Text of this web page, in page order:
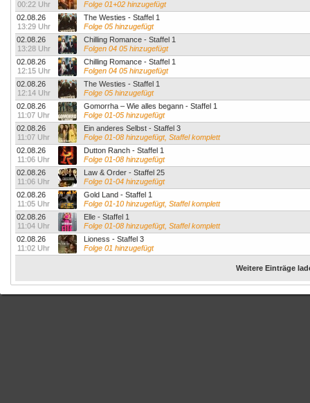
00:22 Uhr
Folge 01+02 hinzugefügt
02.08.26
13:29 Uhr
The Westies - Staffel 1
Folge 05 hinzugefügt
02.08.26
13:28 Uhr
Chilling Romance - Staffel 1
Folgen 04 05 hinzugefügt
02.08.26
12:15 Uhr
Chilling Romance - Staffel 1
Folgen 04 05 hinzugefügt
02.08.26
12:14 Uhr
The Westies - Staffel 1
Folge 05 hinzugefügt
02.08.26
11:07 Uhr
Gomorrha – Wie alles begann - Staffel 1
Folge 01-05 hinzugefügt
02.08.26
11:07 Uhr
Ein anderes Selbst - Staffel 3
Folge 01-08 hinzugefügt, Staffel komplett
02.08.26
11:06 Uhr
Dutton Ranch - Staffel 1
Folge 01-08 hinzugefügt
02.08.26
11:06 Uhr
Law & Order - Staffel 25
Folge 01-04 hinzugefügt
02.08.26
11:05 Uhr
Gold Land - Staffel 1
Folge 01-10 hinzugefügt, Staffel komplett
02.08.26
11:04 Uhr
Elle - Staffel 1
Folge 01-08 hinzugefügt, Staffel komplett
02.08.26
11:02 Uhr
Lioness - Staffel 3
Folge 01 hinzugefügt
Weitere Einträge